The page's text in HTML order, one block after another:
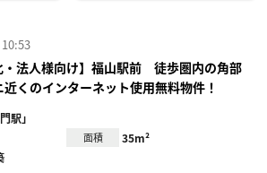
・法人様向け】福山駅前 徒歩圏内の角部
くのインターネット使用無料物件！
駅」
面積 35m²